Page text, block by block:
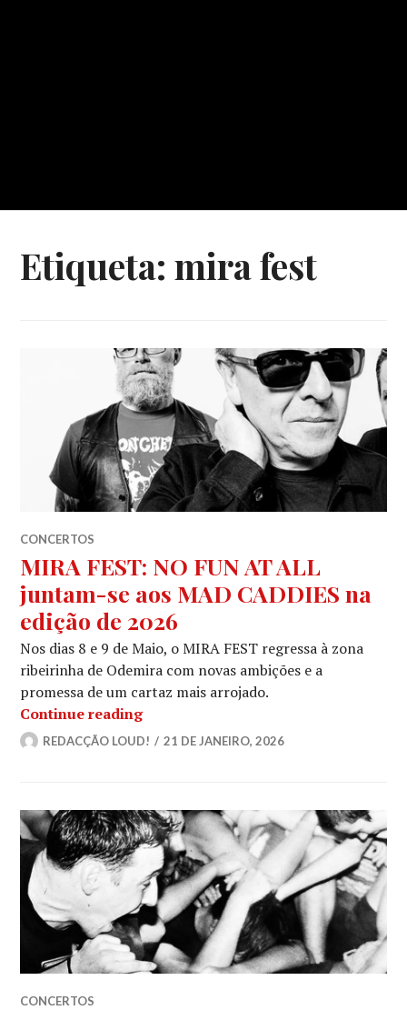
Etiqueta:mira fest
CONCERTOS
MIRA FEST: NO FUN AT ALL
juntam-se aos MAD CADDIES na
edição de 2026
Nos dias 8 e 9 de Maio, o MIRA FEST regressa à zona
ribeirinha de Odemira com novas ambições e a
promessa de um cartaz mais arrojado.
Continue readingMIRA FEST: NO FUN AT ALL
REDACÇÃO LOUD! 21 DE JANEIRO, 2026
CONCERTOS